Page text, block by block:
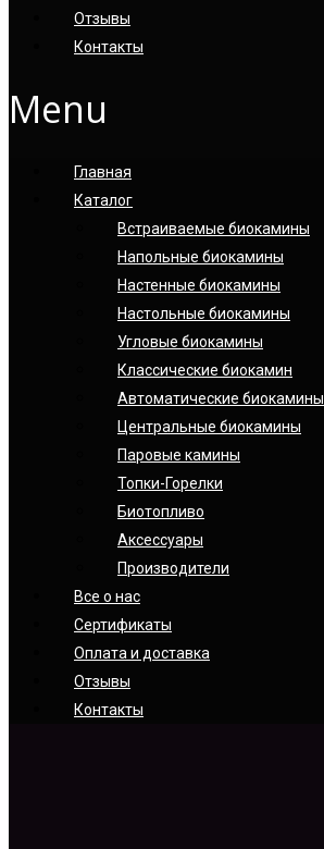
Отзывы
Контакты
Menu
Главная
Каталог
Встраиваемые биокамины
Напольные биокамины
Настенные биокамины
Настoльные биокамины
Угловые биокамины
Классические биокамин
Автоматические биокамины
Центральные биокамины
Паровые камины
Топки-Горелки
Биотопливо
Аксессуары
Производители
Все о нас
Сертификаты
Оплата и доставка
Отзывы
Контакты